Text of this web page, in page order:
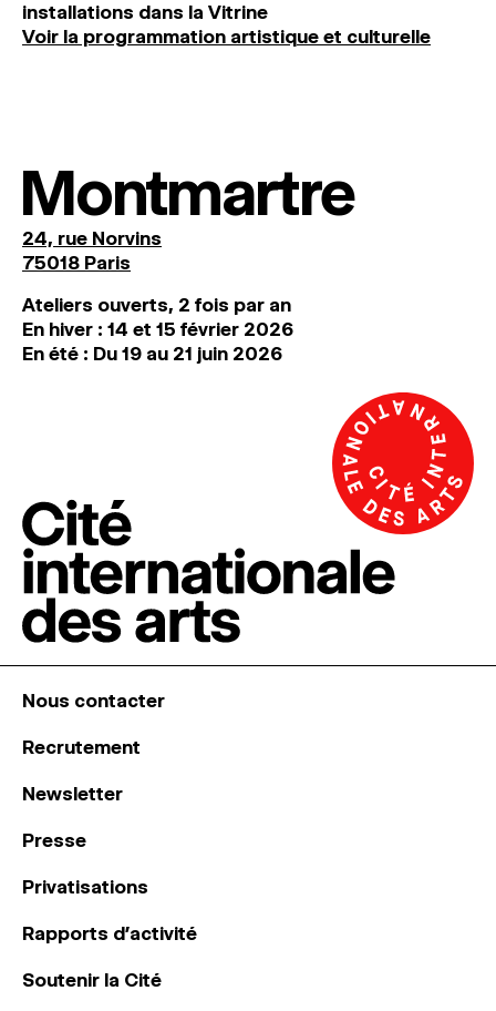
installations dans la Vitrine
Voir la programmation artistique et culturelle
Montmartre
24, rue Norvins
75018 Paris
Ateliers ouverts, 2 fois par an
En hiver : 14 et 15 février 2026
En été : Du 19 au 21 juin 2026
Nous contacter
Recrutement
Newsletter
Presse
Privatisations
Rapports d’activité
Soutenir la Cité